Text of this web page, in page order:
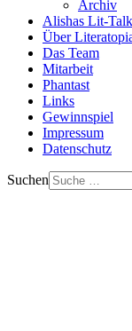
Archiv
Alishas Lit-Talk
Über
Das Team
Mitarbeit
Phantast
Links
Gewinnspiel
Impressum
Datenschutz
Suchen